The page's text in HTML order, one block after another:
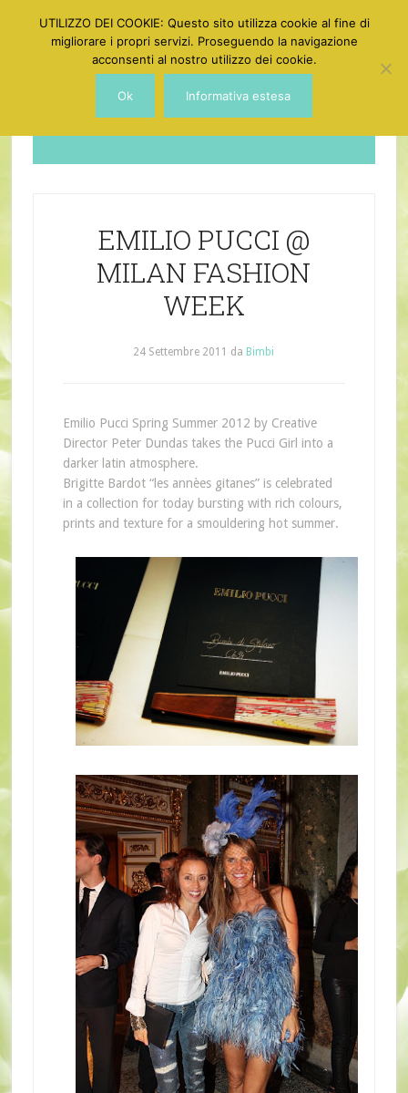
Dotgirl
EMILIO PUCCI @
MILAN FASHION
WEEK
24 Settembre 2011 da Bimbi
Emilio Pucci Spring Summer 2012 by Creative
Director Peter Dundas takes the Pucci Girl into a
darker latin atmosphere.
Brigitte Bardot “les annèes gitanes” is celebrated
in a collection for today bursting with rich colours,
prints and texture for a smouldering hot summer.
UTILIZZO DEI COOKIE: Questo sito utilizza cookie al fine di
migliorare i propri servizi. Proseguendo la navigazione
acconsenti al nostro utilizzo dei cookie.
Ok Informativa estesa